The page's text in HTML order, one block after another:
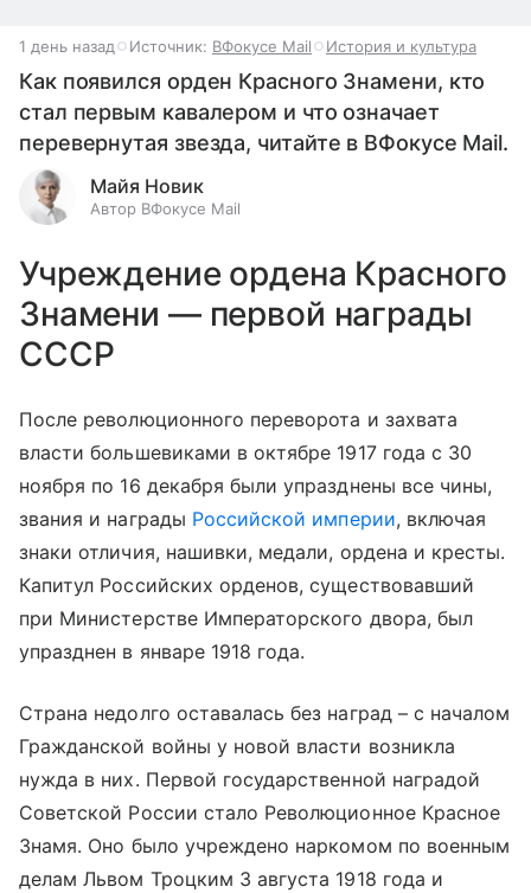
1 день назад Источник: ВФокусе Mail История и культура
Как появился орден Красного Знамени, кто
стал первым кавалером и что означает
перевернутая звезда, читайте в ВФокусе Mail.
Майя Новик
Автор ВФокусе Mail
Учреждение ордена Красного
Знамени — первой награды
СССР
После революционного переворота и захвата
власти большевиками в октябре 1917 года с 30
ноября по 16 декабря были упразднены все чины,
звания и награды Российской империи, включая
знаки отличия, нашивки, медали, ордена и кресты.
Капитул Российских орденов, существовавший
при Министерстве Императорского двора, был
упразднен в январе 1918 года.
Страна недолго оставалась без наград – с началом
Гражданской войны у новой власти возникла
нужда в них. Первой государственной наградой
Советской России стало Революционное Красное
Знамя. Оно было учреждено наркомом по военным
делам Львом Троцким 3 августа 1918 года и